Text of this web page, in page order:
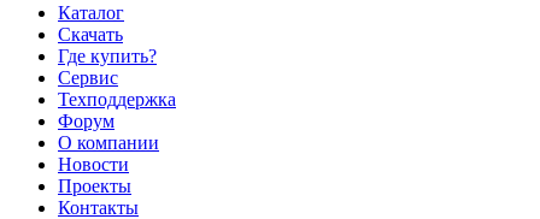
Каталог
Скачать
Где купить?
Сервис
Техподдержка
Форум
О компании
Новости
Проекты
Контакты